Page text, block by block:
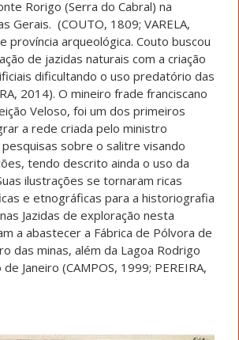
Rorigo (Serra do Cabral) na
Gerais. (COUTO, 1809; VARELA,
província arqueológica. Couto buscou
de jazidas naturais com a criação
dificultando o uso predatório das
2014). O mineiro frade franciscano
Veloso, foi um dos primeiros
a rede criada pelo ministro
sobre o salitre visando
tendo descrito ainda o uso da
ilustrações se tornaram ricas
e etnográficas para a historiografia
Jazidas de exploração nesta
a abastecer a Fábrica de Pólvora de
das minas, além da Lagoa Rodrigo
Janeiro (CAMPOS, 1999; PEREIRA,